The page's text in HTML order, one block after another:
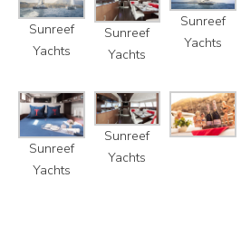
Sunreef
Yachts
Sunreef
Yachts
Sunreef
Yachts
Sunreef
Yachts
Sunreef
Yachts